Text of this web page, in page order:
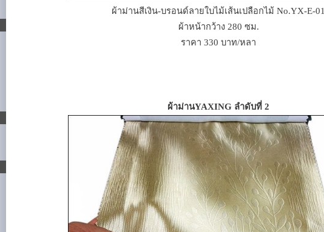
ผ้าม่านสีเงิน-บรอนด์ลายใบไม้เส้นเปลือกไม้ No.YX-E-01
ผ้าหน้ากว้าง 280 ซม.
ราคา 330 บาท/หลา
ผ้าม่านYAXING ลำดับที่ 2